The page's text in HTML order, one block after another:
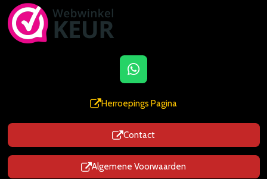
W
h
a
s
A
p
p
Herroepings Pagina
Contact
Algemene Voorwaarden